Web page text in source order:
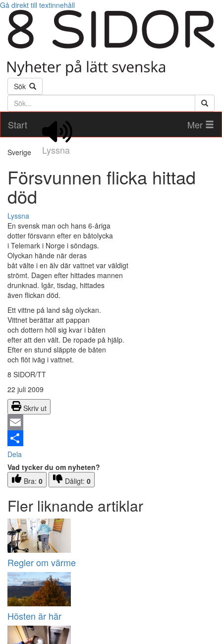
Gå direkt till textinnehåll
Sök
Söktext
Start
Lyssna
Mer
Sverige
Försvunnen flicka hittad
död
Lyssna
En svensk man och hans 6-åriga
dotter försvann efter en båtolycka
i Telemark i Norge i söndags.
Olyckan hände när deras
båt välte i en älv där vattnet var väldigt
strömt. Dagen efter hittades mannen
drunknad. Igår, tisdag, hittades
även flickan död.
Ett vittne på land såg olyckan.
Vittnet berättar att pappan
och dottern höll sig kvar i båten
efter att den vält. De ropade på hjälp.
Efter en stund släppte de båten
och flöt iväg i vattnet.
8 SIDOR/TT
22 juli 2009
Skriv ut
Email
Dela
Vad tycker du om nyheten?
Bra: 0 Dåligt: 0
Fler liknande artiklar
Regler om värme
Hösten är här